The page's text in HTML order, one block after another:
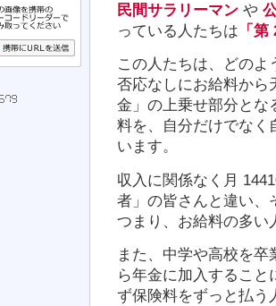
民間サラリーマン や
っている人たちは 「
この人たちは、どの
否応なしにお給料から
金」の上乗せ部分とな
料を、自分だけでなく
います。
収入に関係なく月
者」の皆さんと違い、
つまり、お給料の多い
また、中学や高校を
ら年金に加入するこ
ず保険料をずっと払う